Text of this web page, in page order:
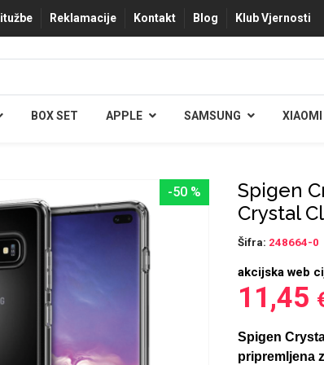
Reklamacije Kontakt Blog Klub Vjernosti
BOX SET APPLE SAMSUNG XIAOMI
-50 %
Spigen
Crystal
Šifra: 248664-0
akcijska web
11,45
Spigen
pripremljena